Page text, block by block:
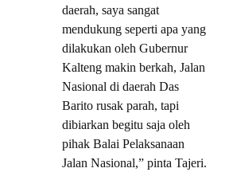
daerah, saya sangat
mendukung seperti apa yang
dilakukan oleh Gubernur
Kalteng makin berkah, Jalan
Nasional di daerah Das
Barito rusak parah, tapi
dibiarkan begitu saja oleh
pihak Balai Pelaksanaan
Jalan Nasional,” pinta Tajeri.